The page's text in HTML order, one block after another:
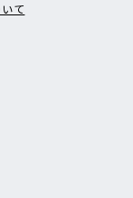
て